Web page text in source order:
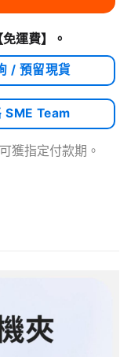
免運費】 。
/ 預留現貨
SME Team
獲指定付款期。